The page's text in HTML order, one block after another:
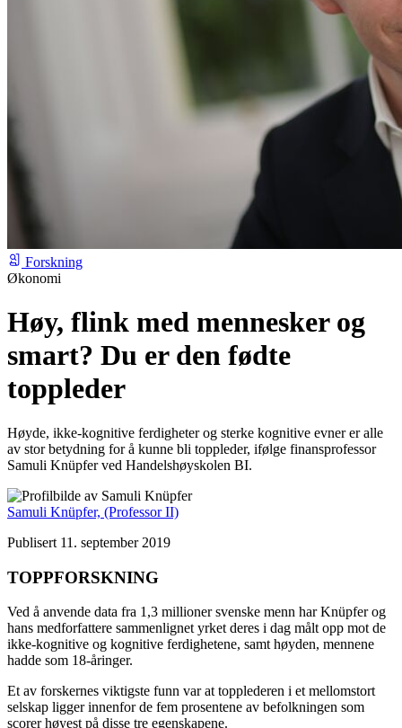
Forskning
Økonomi
Høy, flink med mennesker og
smart? Du er den fødte
toppleder
Høyde, ikke-kognitive ferdigheter og sterke kognitive evner er alle
av stor betydning for å kunne bli toppleder, ifølge finansprofessor
Samuli Knüpfer ved Handelshøyskolen BI.
Samuli Knüpfer, (Professor II)
Publisert 11. september 2019
TOPPFORSKNING
Ved å anvende data fra 1,3 millioner svenske menn har Knüpfer og
hans medforfattere sammenlignet yrket deres i dag målt opp mot de
ikke-kognitive og kognitive ferdighetene, samt høyden, mennene
hadde som 18-åringer.
Et av forskernes viktigste funn var at topplederen i et mellomstort
selskap ligger innenfor de fem prosentene av befolkningen som
scorer høyest på disse tre egenskapene.